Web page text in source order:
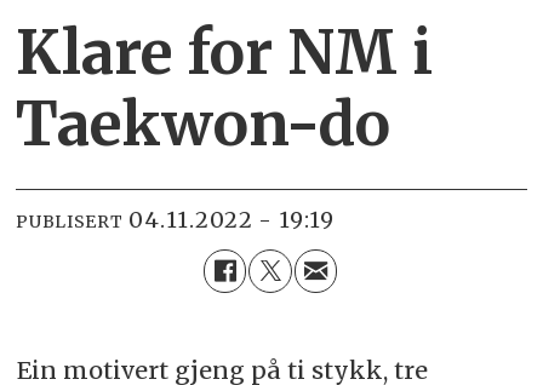
Klare for NM i
Taekwon-do
PUBLISERT 04.11.2022 - 19:19
Ein motivert gjeng på ti stykk, tre